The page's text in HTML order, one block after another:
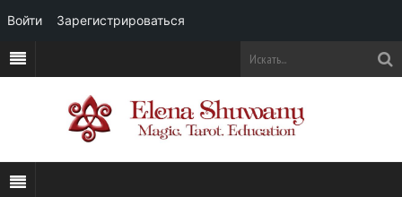
Войти Зарегистрироваться